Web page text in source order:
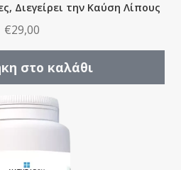
Διεγείρει την Καύση Λίπους
€29,00
στο καλάθι